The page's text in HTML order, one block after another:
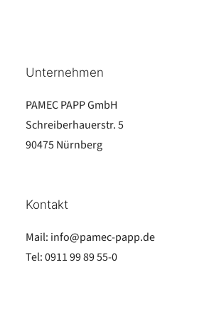
Unternehmen
PAMEC PAPP GmbH
Schreiberhauerstr. 5
90475 Nürnberg
Kontakt
Mail: info@pamec-papp.de
Tel:0911 99 89 55-0